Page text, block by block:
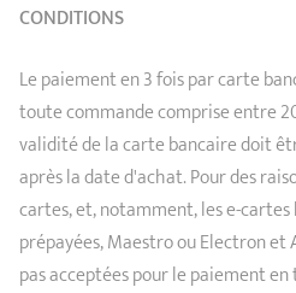
CONDITIONS
Le paiement en 3 fois par carte
toute commande comprise entre
validité de la carte bancaire doit
après la date d'achat. Pour des
cartes, et, notamment, les e-
prépayées, Maestro ou Electron et
pas acceptées pour le paiement en